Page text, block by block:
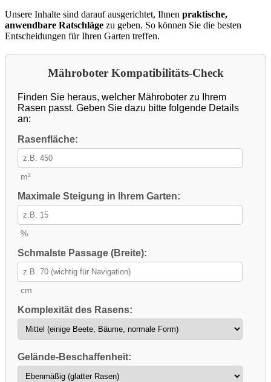
Unsere Inhalte sind darauf ausgerichtet, Ihnen praktische,
anwendbare Ratschläge zu geben. So können Sie die besten
Entscheidungen für Ihren Garten treffen.
Mähroboter Kompatibilitäts-Check
Finden Sie heraus, welcher Mähroboter zu Ihrem
Rasen passt. Geben Sie dazu bitte folgende Details
an:
Rasenfläche:
m²
Maximale Steigung in Ihrem Garten:
%
Schmalste Passage (Breite):
cm
Komplexität des Rasens:
Gelände-Beschaffenheit: